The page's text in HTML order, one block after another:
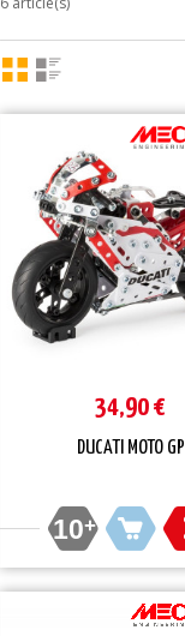
34,90 €
DUCATI MOTO GP
10+